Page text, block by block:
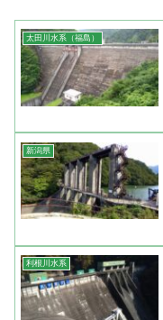
太田川水系（福島）
新潟県
利根川水系